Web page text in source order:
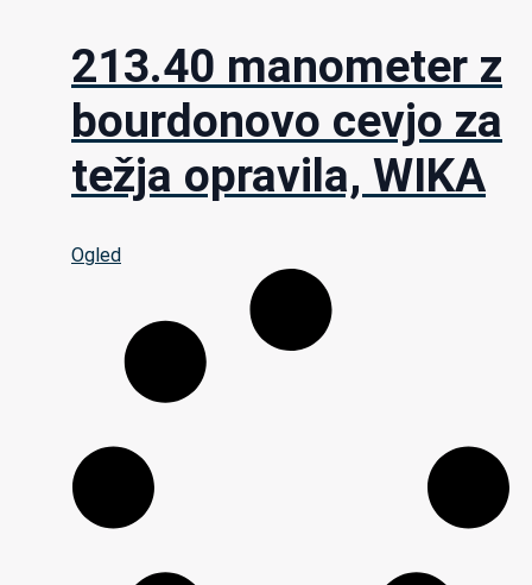
213.40 manometer z
bourdonovo cevjo za
težja opravila, WIKA
Ogled